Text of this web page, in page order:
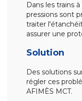
Dans les trains
pressions sont
traiter
assurer une
Solution
Des solutions
régler ces
AFIMÈS MCT.